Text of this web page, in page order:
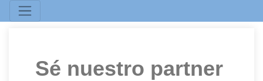
Sé nuestro partner